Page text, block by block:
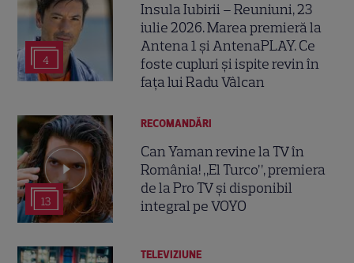
4
Insula Iubirii – Reuniuni, 23
iulie 2026. Marea premieră la
Antena 1 și AntenaPLAY. Ce
foste cupluri și ispite revin în
fața lui Radu Vâlcan
13
RECOMANDĂRI
Can Yaman revine la TV în
România! „El Turco”, premiera
de la Pro TV și disponibil
integral pe VOYO
TELEVIZIUNE